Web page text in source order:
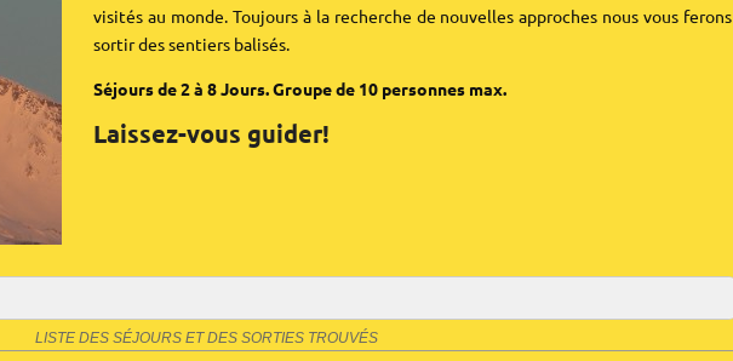
visités au monde. Toujours à la recherche de nouvelles approches nous vous ferons
sortir des sentiers balisés.
Séjours de 2 à 8 Jours. Groupe de 10 personnes max.
Laissez-vous guider!
LISTE DES SÉJOURS ET DES SORTIES TROUVÉS